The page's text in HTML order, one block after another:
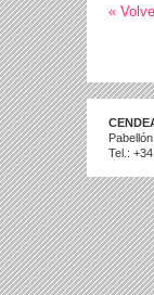
«
Tel.: